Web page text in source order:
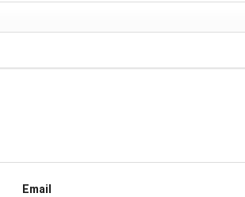
Email